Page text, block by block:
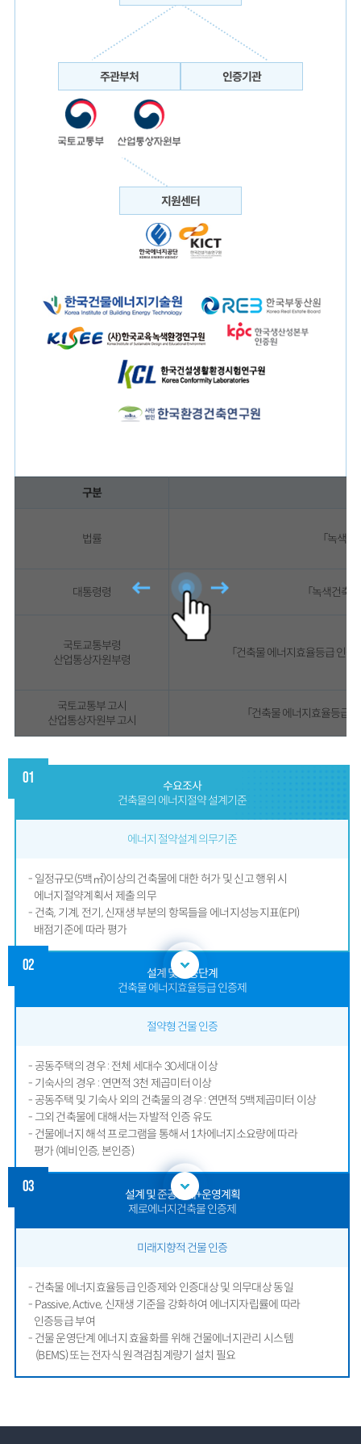
주관부처 인증기관
지원센터
구분
법률 「녹색
대통령령 「녹색건축
국토교통부령
산업통상자원부령
「건축물 에너지효율등급 인
국토교통부 고시
산업통상자원부 고시
「건축물 에너지효율등급
01
수요조사
건축물의 에너지절약 설계기준
에너지 절약설계 의무기준
- 일정규모(5백㎡)이상의 건축물에 대한 허가 및 신고 행위 시
에너지절약계획서 제출 의무
- 건축, 기계, 전기, 신재생 부분의 항목들을 에너지성능지표(EPI)
배점기준에 따라 평가
02
설계 및 준공단계
건축물 에너지효율등급 인증제
절약형 건물 인증
- 공동주택의 경우 : 전체 세대수 30세대 이상
- 기숙사의 경우 : 연면적 3천 제곱미터 이상
- 공동주택 및 기숙사 외의 건축물의 경우 : 연면적 5백제곱미터 이상
- 그외 건축물에 대해서는 자발적 인증 유도
- 건물에너지 해석 프로그램을 통해서 1차에너지소요량에 따라
평가 (예비인증, 본인증)
03
설계 및 준공단계+운영계획
제로에너지건축물 인증제
미래지향적 건물 인증
- 건축물 에너지효율등급 인증제와 인증대상 및 의무대상 동일
- Passive, Active, 신재생 기준을 강화하여 에너지자립률에 따라
인증등급 부여
- 건물 운영단계 에너지 효율화를 위해 건물에너지관리 시스템
(BEMS) 또는 전자식 원격검침계량기 설치 필요